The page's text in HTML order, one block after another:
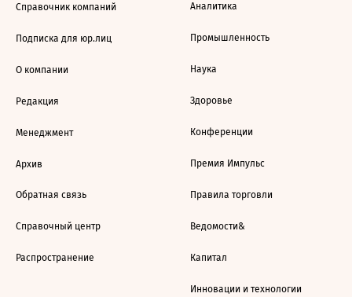
Справочник компаний
Подписка для юр.лиц
О компании
Редакция
Менеджмент
Архив
Обратная связь
Справочный центр
Распространение
Аналитика
Промышленность
Наука
Здоровье
Конференции
Премия Импульс
Правила торговли
Ведомости&
Капитал
Инновации и технологии